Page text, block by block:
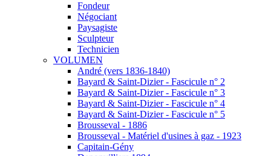
Fondeur
Négociant
Paysagiste
Sculpteur
Technicien
VOLUMEN
André (vers 1836-1840)
Bayard & Saint-Dizier - Fascicule n° 2
Bayard & Saint-Dizier - Fascicule n° 3
Bayard & Saint-Dizier - Fascicule n° 4
Bayard & Saint-Dizier - Fascicule n° 5
Brousseval - 1886
Brousseval - Matériel d'usines à gaz - 1923
Capitain-Gény